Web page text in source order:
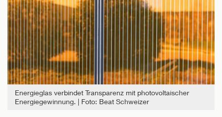
Energieglas verbindet Transparenz mit photovoltaischer
Energiegewinnung.
Foto: Beat Schweizer